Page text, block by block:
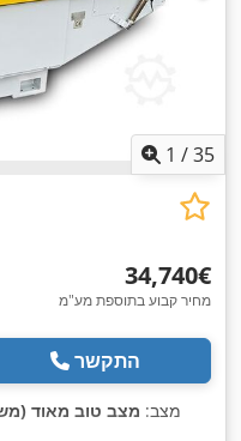
1 /35
‏34,740 ‏€
מחיר קבוע בתוספת מע"מ
התקשר
מצב: מצב טוב מאוד